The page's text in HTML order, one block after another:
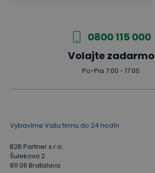
0800 115 000
Volajte zadarmo
Po-Pia 7:00 - 17:00
Vybavíme Vašu firmu do 24 hodín
B2B Partner s.r.o.
Šulekova 2
811 06 Bratislava